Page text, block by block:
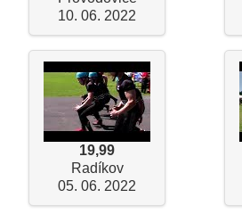
10. 06. 2022
19,99
Radíkov
05. 06. 2022